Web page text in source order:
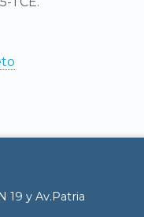
19 y Av.Patria